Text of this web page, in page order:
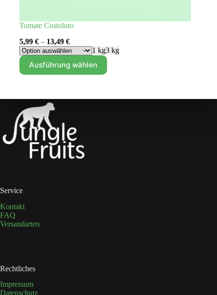
Tomate Costoluto
5,99 € – 13,49 €
1 kg3 kg
Ausführung wählen
Dieses
Service
Kontakt
FAQ
Versandarten
Rechtliches
Impressum
Datenschutz